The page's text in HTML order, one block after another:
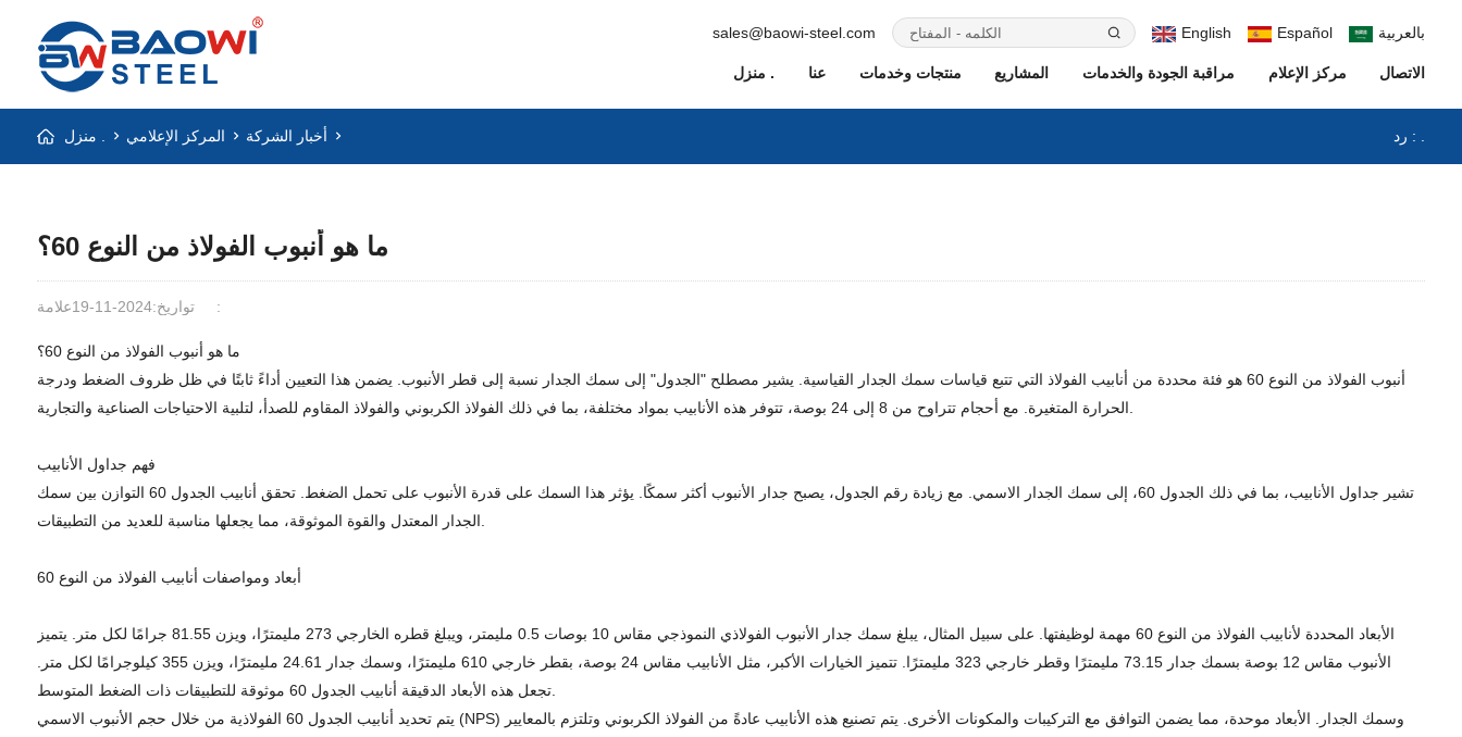
sales@baowi-steel.com English Español بالعربية
منزل . عنا منتجات وخدمات المشاريع مراقبة الجودة والخدمات مركز الإعلام الاتصال
رد : . المركز الإعلامي أخبار الشركة
ما هو أنبوب الفولاذ من النوع 60؟
تواريخ:2024-11-19 علامة:
ما هو أنبوب الفولاذ من النوع 60؟
أنبوب الفولاذ من النوع 60 هو فئة محددة من أنابيب الفولاذ التي تتبع قياسات سمك الجدار القياسية. يشير مصطلح "الجدول" إلى سمك الجدار نسبة إلى قطر الأنبوب. يضمن هذا التعيين أداءً ثابتًا في ظل ظروف الضغط ودرجة
فهم جداول الأنابيب
تشير جداول الأنابيب، بما في ذلك الجدول 60، إلى سمك الجدار الاسمي. مع زيادة رقم الجدول، يصبح جدار الأنبوب أكثر سمكًا. يؤثر هذا السمك على قدرة الأنبوب على تحمل الضغط. تحقق أنابيب الجدول 60 التوازن بين سمك
أبعاد ومواصفات أنابيب الفولاذ من النوع 60
الأبعاد المحددة لأنابيب الفولاذ من النوع 60 مهمة لوظيفتها. على سبيل المثال، يبلغ سمك جدار الأنبوب الفولاذي النموذجي مقاس 10 بوصات 0.5 مليمتر، ويبلغ قطره الخارجي 273 مليمترًا، ويزن 81.55 جرامًا لكل متر. يتميز
الأنبوب مقاس 12 بوصة بسمك جدار 73.15 مليمترًا وقطر خارجي 323 مليمترًا. تتميز الخيارات الأكبر، مثل الأنابيب مقاس 24 بوصة، بقطر خارجي 610 مليمترًا، وسمك جدار 24.61 مليمترًا، ويزن 355 كيلوجرامًا لكل متر.
تجعل هذه الأبعاد الدقيقة أنابيب الجدول 60 موثوقة للتطبيقات ذات الضغط المتوسط.
يتم تحديد أنابيب الجدول 60 الفولاذية من خلال حجم الأنبوب الاسمي (NPS) وسمك الجدار. الأبعاد موحدة، مما يضمن التوافق مع التركيبات والمكونات الأخرى. يتم تصنيع هذه الأنابيب عادةً من الفولاذ الكربوني وتلتزم بالمعايير